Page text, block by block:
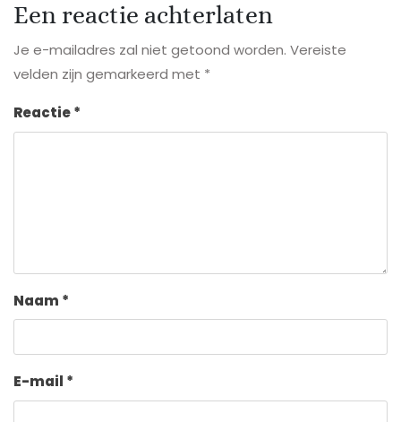
Een reactie achterlaten
Je e-mailadres zal niet getoond worden. Vereiste
velden zijn gemarkeerd met *
Reactie*
Naam *
E-mail *